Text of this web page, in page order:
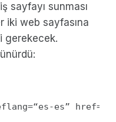
sayfayı sunması
iki web sayfasına
gerekecek.
es”